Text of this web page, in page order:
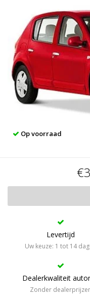
Op voorraad
Levertijd
Uw keuze: 1 tot 14
Dealerkwaliteit
Zonder